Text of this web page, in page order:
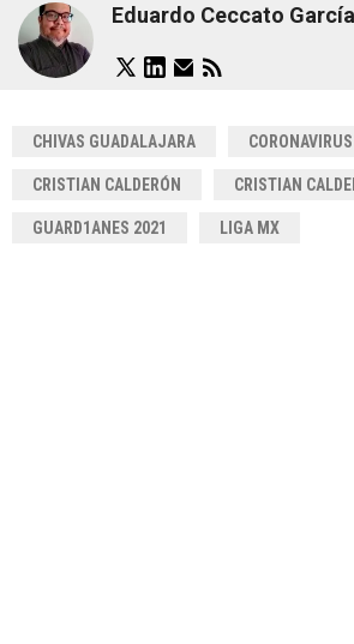
Eduardo Ceccato García
CHIVAS GUADALAJARA CORONAVIRUS
CRISTIAN CALDERÓN CRISTIAN
GUARD1ANES 2021 LIGA MX